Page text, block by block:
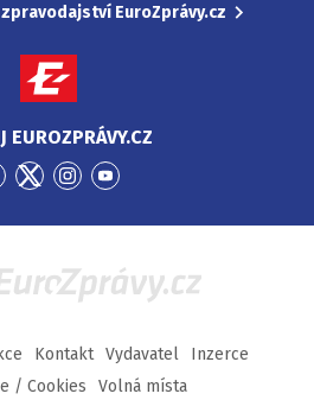
EuroZprávy.cz
EUROZPRÁVY.CZ
Přejít
Twitter
Přejít
Instagram
Přejít
YouTube
Kontakt Vydavatel
Inzerce
/ Cookies
Volná místa